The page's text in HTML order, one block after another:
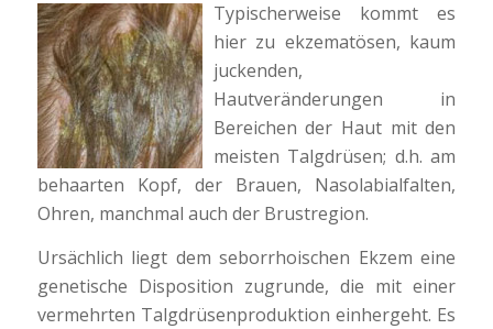
Typischerweise kommt es
hier zu ekzematösen, kaum
juckenden,
Hautveränderungen in
Bereichen der Haut mit den
meisten Talgdrüsen; d.h. am
behaarten Kopf, der Brauen, Nasolabialfalten,
Ohren, manchmal auch der Brustregion.
Ursächlich liegt dem seborrhoischen Ekzem eine
genetische Disposition zugrunde, die mit einer
vermehrten Talgdrüsenproduktion einhergeht. Es